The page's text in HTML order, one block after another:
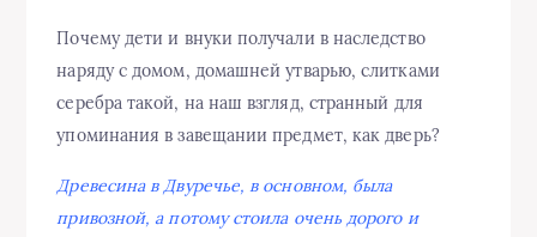
Почему дети и внуки получали в наследство
наряду с домом, домашней утварью, слитками
серебра такой, на наш взгляд, странный для
упоминания в завещании предмет, как дверь?
Древесина в Двуречье, в основном, была
привозной, а потому стоила очень дорого и